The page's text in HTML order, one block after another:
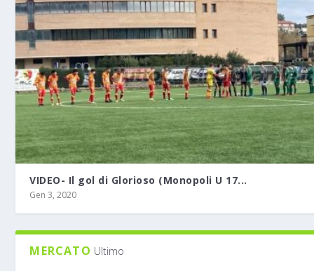
VIDEO- Il gol di Glorioso (Monopoli U 17...
Gen 3, 2020
MERCATO Ultimo